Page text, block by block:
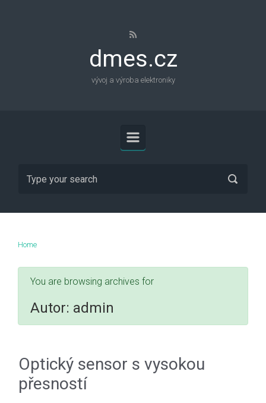
dmes.cz
vývoj a výroba elektroniky
Home
You are browsing archives for
Autor: admin
Optický sensor s vysokou
přesností